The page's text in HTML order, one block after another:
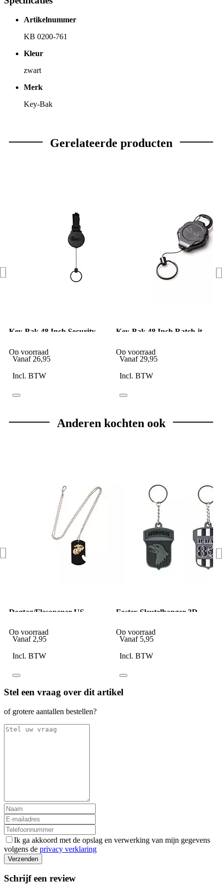
Artikelnummer
KB 0200-761
Kleur
zwart
Merk
Key-Bak
Gerelateerde producten
Key-Bak 48 Inch Security
Op voorraad
Vanaf 26,95
Incl. BTW
Key-Bak 48 Inch Ratch-it
Op voorraad
Vanaf 29,95
Incl. BTW
Anderen kochten ook
Dogtag/Flesopener US
Op voorraad
Vanaf 2,95
Incl. BTW
Fostex Sleutelhanger 3D
subdued
Op voorraad
Vanaf 5,95
Incl. BTW
Stel een vraag over dit artikel
of grotere aantallen bestellen?
Ik ga akkoord met de opslag en verwerking van mijn gegevens
volgens de privacy verklaring
Verzenden
Schrijf een review